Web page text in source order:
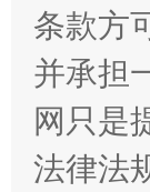
国家大
条款方
并承担
网只是
法律法